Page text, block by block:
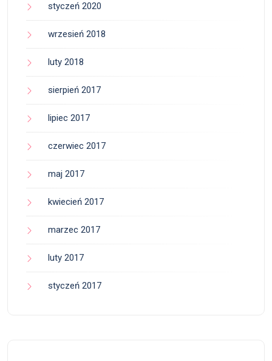
styczeń 2020
wrzesień 2018
luty 2018
sierpień 2017
lipiec 2017
czerwiec 2017
maj 2017
kwiecień 2017
marzec 2017
luty 2017
styczeń 2017